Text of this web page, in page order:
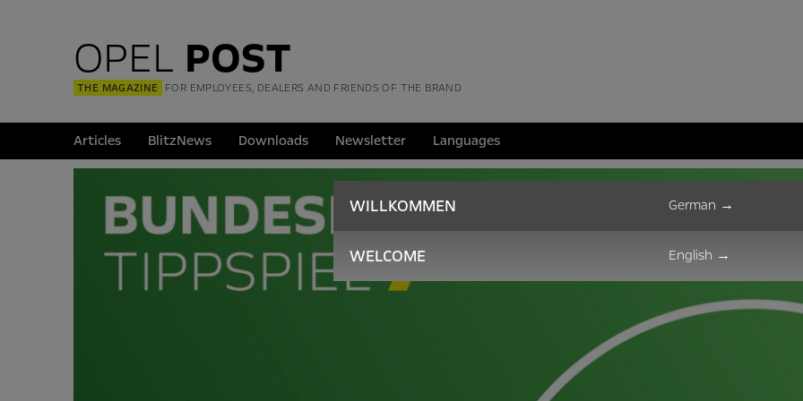
OPEL POST
THE MAGAZINE FOR EMPLOYEES, DEALERS AND FRIENDS OF THE BRAND
Articles BlitzNews Downloads Newsletter Languages
WILLKOMMEN German →
WELCOME English →